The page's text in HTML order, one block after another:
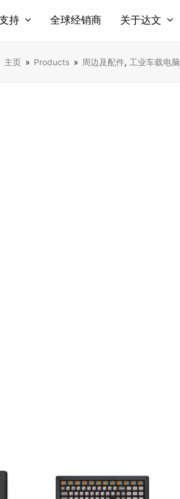
持 全球经销商 关于达文
主页 » Products » 周边及配件, 工业车载电脑